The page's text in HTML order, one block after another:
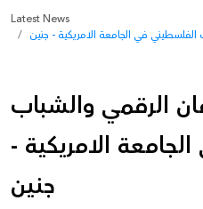
Home
Publications
Reports
Palestine Digital Activism
Latest News
في الجامعة الامريكية - جنين
الرقمي والشباب
الامريكية -
جنين